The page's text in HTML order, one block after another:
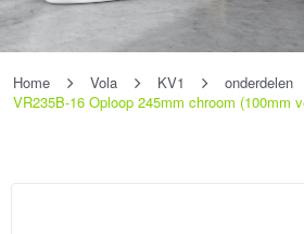
Home Vola KV1 onderdelen
VR235B-16 Oploop 245mm chroom (100mm